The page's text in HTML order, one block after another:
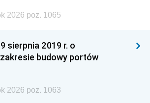
2026 poz. 1065
sierpnia 2019 r. o
budowy portów
2026 poz. 1063